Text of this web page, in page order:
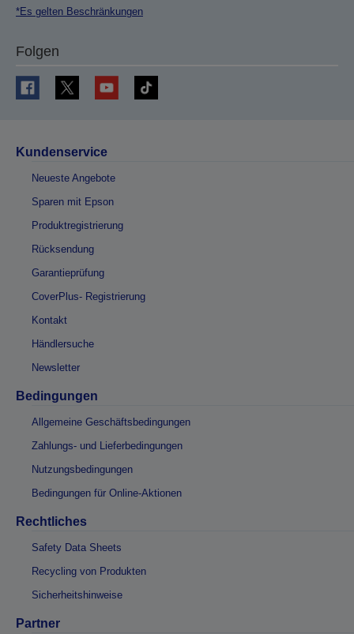
*Es gelten Beschränkungen
Folgen
Kundenservice
Neueste Angebote
Sparen mit Epson
Produktregistrierung
Rücksendung
Garantieprüfung
CoverPlus- Registrierung
Kontakt
Händlersuche
Newsletter
Bedingungen
Allgemeine Geschäftsbedingungen
Zahlungs- und Lieferbedingungen
Nutzungsbedingungen
Bedingungen für Online-Aktionen
Rechtliches
Safety Data Sheets
Recycling von Produkten
Sicherheitshinweise
Partner